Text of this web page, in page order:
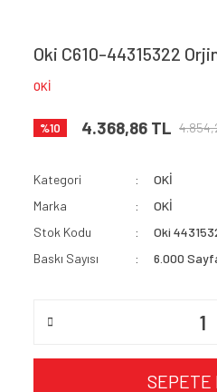
Oki C610-44315322
OKİ
%10 4.368,86 TL
Kategori
OKİ
Marka
OKİ
Stok Kodu
Oki
Baskı Sayısı
6.000
SEPETE